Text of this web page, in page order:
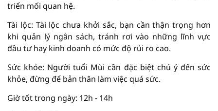
triển mối quan hệ.
Tài lộc: Tài lộc chưa khởi sắc, bạn cần thận trọng hơn
khi quản lý ngân sách, tránh rơi vào những lĩnh vực
đầu tư hay kinh doanh có mức độ rủi ro cao.
Sức khỏe: Người tuổi Mùi cần đặc biệt chú ý đến sức
khỏe, đừng để bản thân làm việc quá sức.
Giờ tốt trong ngày: 12h - 14h